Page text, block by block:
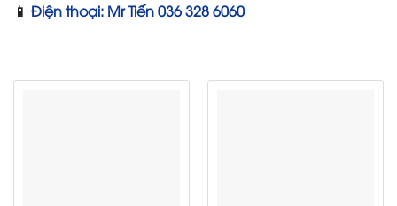
📱 Điện thoại: Mr Tiến 036 328 6060